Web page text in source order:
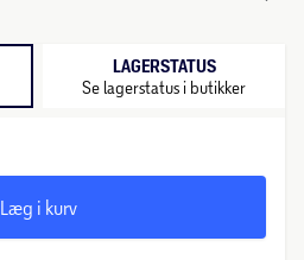
LAGERSTATUS
Se lagerstatus i butikker
Læg i kurv